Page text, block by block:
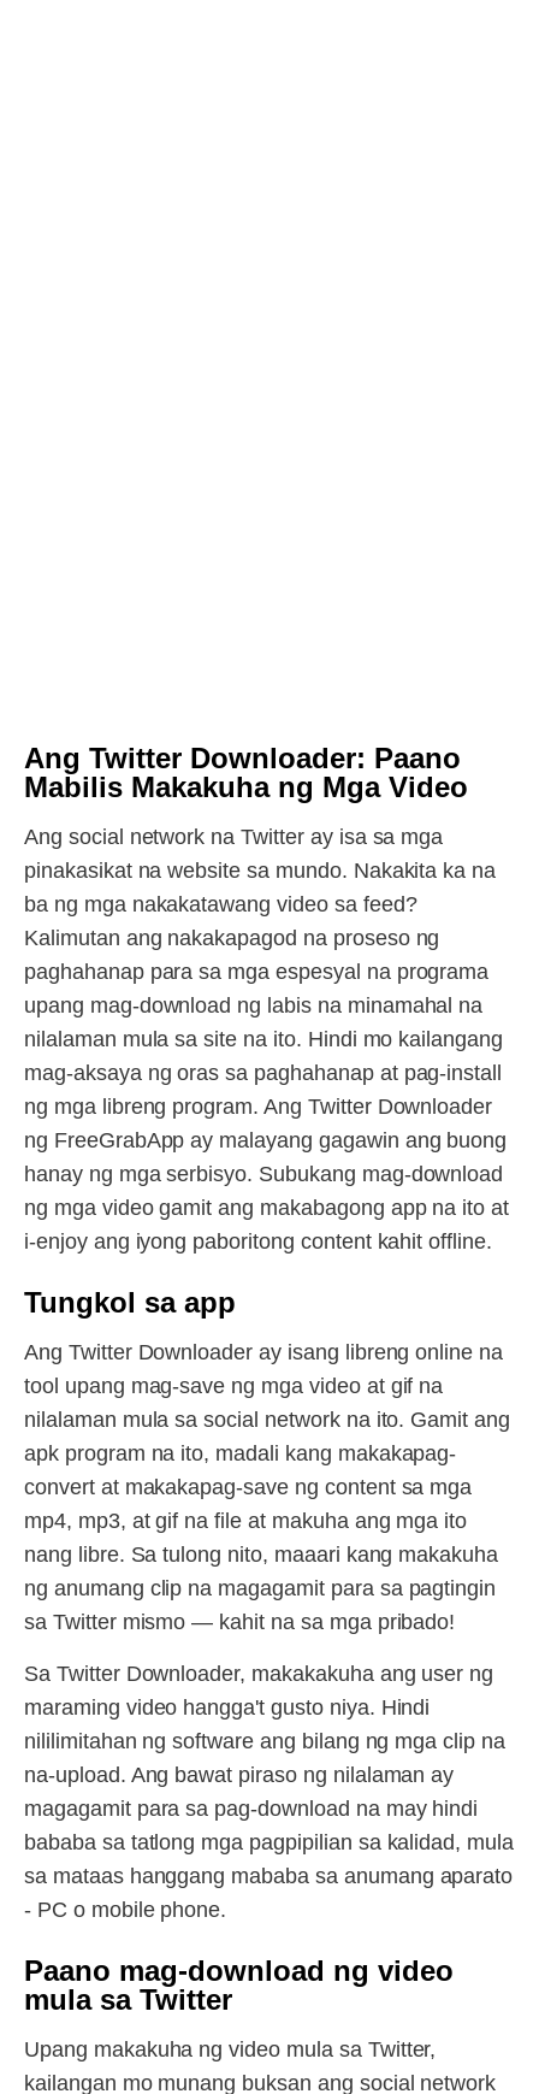
Ang Twitter Downloader: Paano
Mabilis Makakuha ng Mga Video
Ang social network na Twitter ay isa sa mga
pinakasikat na website sa mundo. Nakakita ka na
ba ng mga nakakatawang video sa feed?
Kalimutan ang nakakapagod na proseso ng
paghahanap para sa mga espesyal na programa
upang mag-download ng labis na minamahal na
nilalaman mula sa site na ito. Hindi mo kailangang
mag-aksaya ng oras sa paghahanap at pag-install
ng mga libreng program. Ang Twitter Downloader
ng FreeGrabApp ay malayang gagawin ang buong
hanay ng mga serbisyo. Subukang mag-download
ng mga video gamit ang makabagong app na ito at
i-enjoy ang iyong paboritong content kahit offline.
Tungkol sa app
Ang Twitter Downloader ay isang libreng online na
tool upang mag-save ng mga video at gif na
nilalaman mula sa social network na ito. Gamit ang
apk program na ito, madali kang makakapag-
convert at makakapag-save ng content sa mga
mp4, mp3, at gif na file at makuha ang mga ito
nang libre. Sa tulong nito, maaari kang makakuha
ng anumang clip na magagamit para sa pagtingin
sa Twitter mismo — kahit na sa mga pribado!
Sa Twitter Downloader, makakakuha ang user ng
maraming video hangga't gusto niya. Hindi
nililimitahan ng software ang bilang ng mga clip na
na-upload. Ang bawat piraso ng nilalaman ay
magagamit para sa pag-download na may hindi
bababa sa tatlong mga pagpipilian sa kalidad, mula
sa mataas hanggang mababa sa anumang aparato
- PC o mobile phone.
Paano mag-download ng video
mula sa Twitter
Upang makakuha ng video mula sa Twitter,
kailangan mo munang buksan ang social network